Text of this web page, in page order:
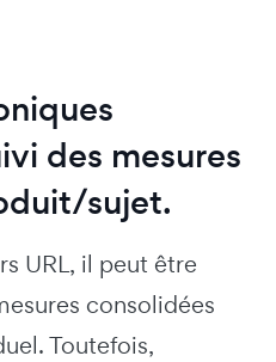
des mesures
sujet.
URL, il peut être
consolidées
Toutefois,